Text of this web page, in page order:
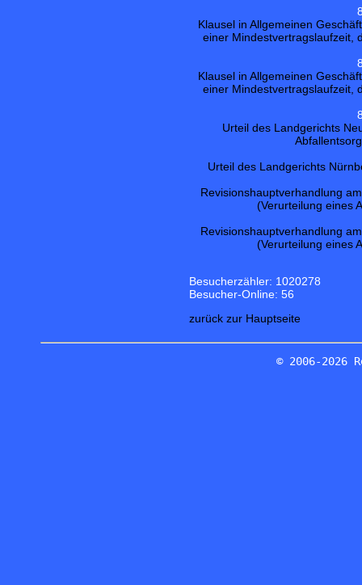
Klausel in Allgemeinen
einer Mindestvertragslaufzeit,
Klausel in Allgemeinen
einer Mindestvertragslaufzeit,
Urteil des Landgerichts
Urteil des Landgerichts
Revisionshauptverhandlung
(Verurteilung eines
Revisionshauptverhandlung
(Verurteilung eines
Besucherzähler: 1020278
Besucher-Online: 56
zurück zur Hauptseite
© 2006-2026